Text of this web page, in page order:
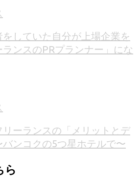
していた自分が上場企業を
ンスのPRプランナー」にな
リーランスの「メリットとデ
バンコクの5つ星ホテルで〜
ら